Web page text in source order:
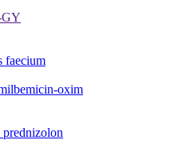
GY
faecium
oxim